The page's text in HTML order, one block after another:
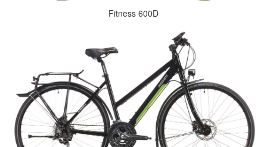
Fitness 600D